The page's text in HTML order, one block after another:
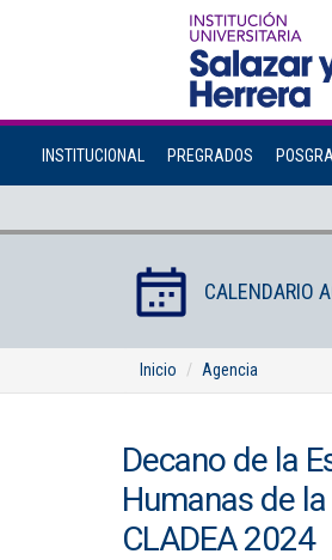
INSTITUCIONAL PREGRADOS
CALENDARIO
Inicio Agencia
Decano de la
Humanas de
CLADEA 2024